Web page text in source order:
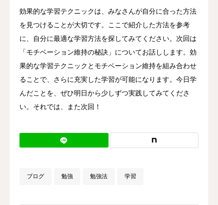
効果的な学習テクニックは、みなさんが自分に合った方法
を見つけることが大切です。ここで紹介した方法を参考
に、自分に最適な学習方法を探してみてください。次回は
「モチベーション維持の秘訣」についてお話しします。効
果的な学習テクニックとモチベーション維持を組み合わせ
ることで、さらに充実した学習が可能になります。今日学
んだことを、ぜひ明日から少しずつ実践してみてくださ
い。それでは、また次回！
ブログ 勉強 勉強法 学習